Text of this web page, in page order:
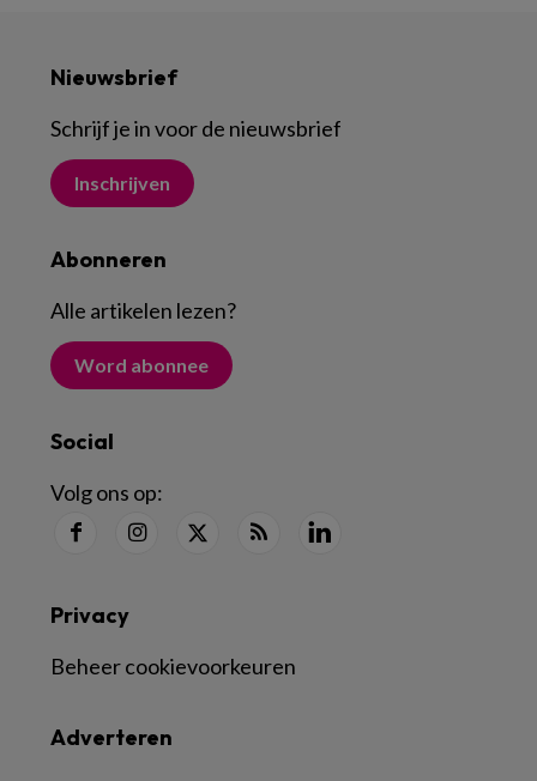
Nieuwsbrief
Schrijf je in voor de nieuwsbrief
Inschrijven
Abonneren
Alle artikelen lezen?
Word abonnee
Social
Volg ons op:
Adverteren
Privacy
Beheer cookievoorkeuren